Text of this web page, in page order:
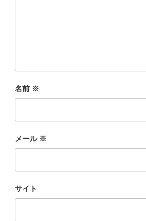
名前 ※
メール ※
サイト